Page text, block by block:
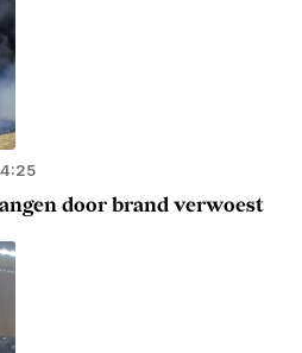
door brand verwoest